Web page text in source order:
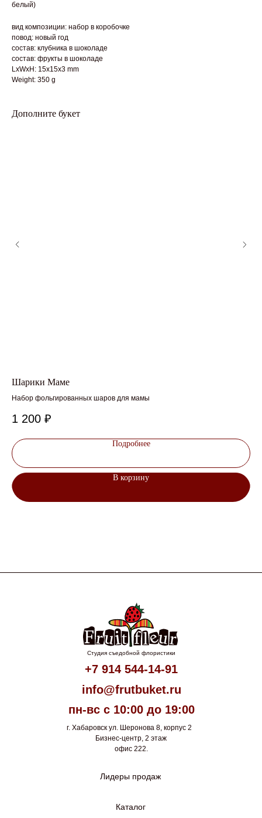
белый)
вид композиции: набор в коробочке
повод: новый год
состав: клубника в шоколаде
состав: фрукты в шоколаде
LxWxH: 15x15x3 mm
Weight: 350 g
Дополните букет
Шарики Маме
Набор фольгированных шаров для мамы
1 200 ₽
Подробнее
В корзину
Студия съедобной флористики
+7 914 544-14-91
info@frutbuket.ru
пн-вс с 10:00 до 19:00
г. Хабаровск ул. Шеронова 8, корпус 2
Бизнес-центр, 2 этаж
офис 222.
Лидеры продаж
Каталог